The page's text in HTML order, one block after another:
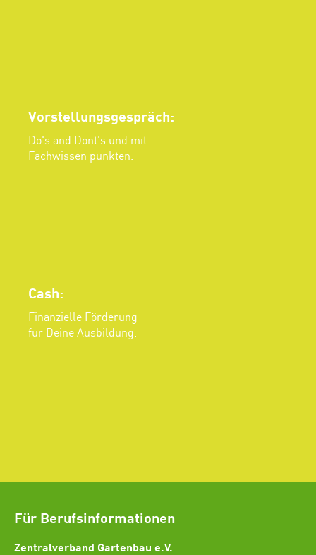
Vorstellungsgespräch:
Do's and Dont's und mit
Fachwissen punkten.
Cash:
Finanzielle Förderung
für Deine Ausbildung.
Für Berufsinformationen
Zentralverband Gartenbau e.V.